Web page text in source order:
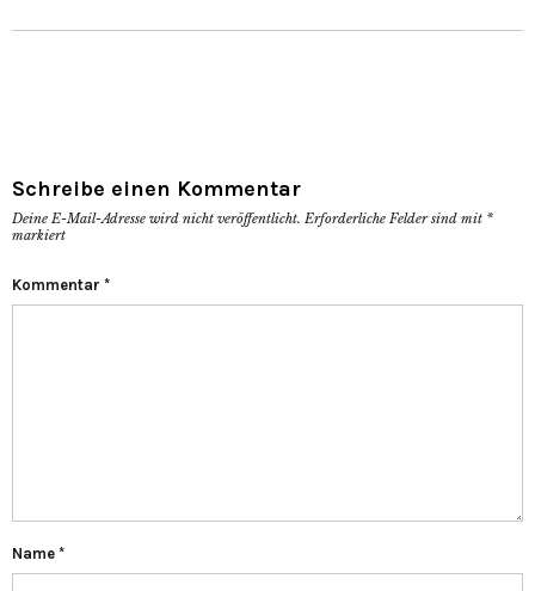
Schreibe einen Kommentar
Deine E-Mail-Adresse wird nicht veröffentlicht. Erforderliche Felder sind mit *
markiert
Kommentar *
Name *